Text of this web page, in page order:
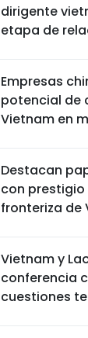
dirigente
etapa de
Empresas
potencial de
Vietnam en
Destacan
con prestigio
fronteriza de
Vietnam y
conferencia
cuestiones